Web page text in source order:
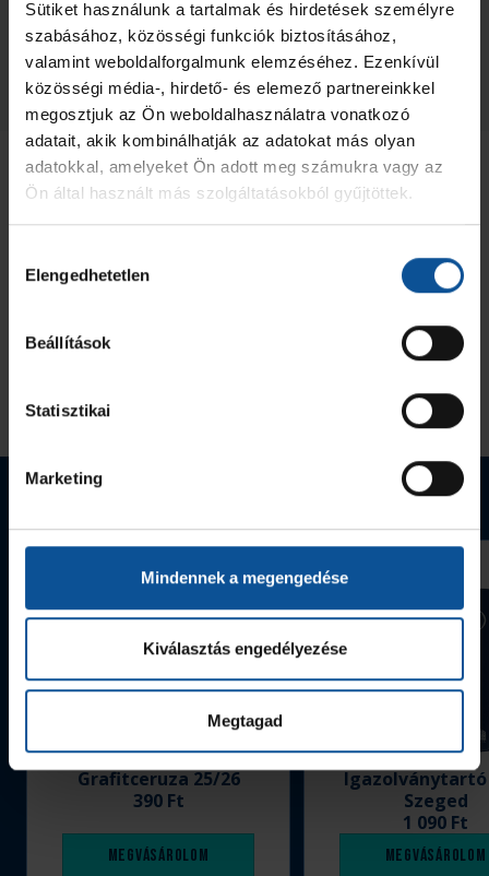
Sütiket használunk a tartalmak és hirdetések személyre
szabásához, közösségi funkciók biztosításához,
valamint weboldalforgalmunk elemzéséhez. Ezenkívül
közösségi média-, hirdető- és elemező partnereinkkel
megosztjuk az Ön weboldalhasználatra vonatkozó
adatait, akik kombinálhatják az adatokat más olyan
adatokkal, amelyeket Ön adott meg számukra vagy az
Ön által használt más szolgáltatásokból gyűjtöttek.
kiválasztása
Elengedhetetlen
Beállítások
Statisztikai
Marketing
Mindennek a megengedése
Kiválasztás engedélyezése
Megtagad
Megnézem az összeset
U15 2026. jún. 01.
Webshop termékek
Grafitceruza 25/26
390 Ft
Megvásárolom
Szeged
1 090 Ft
Megvásárolom